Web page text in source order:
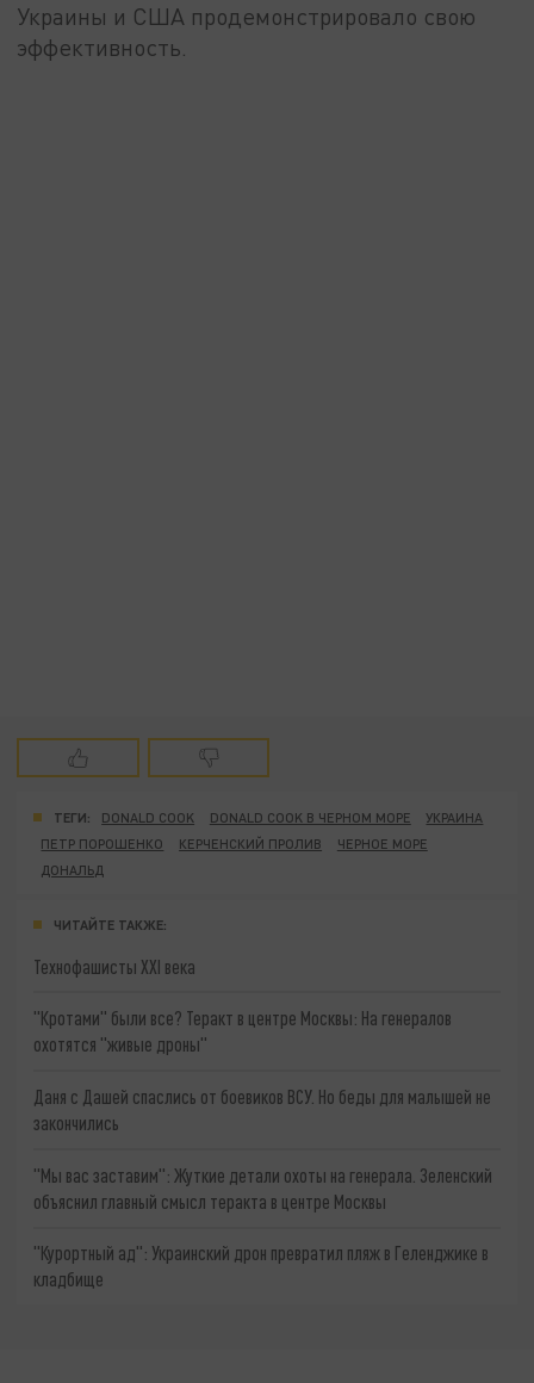
Украины и США продемонстрировало свою
эффективность.
ТЕГИ: DONALD COOK DONALD COOK В ЧЕРНОМ МОРЕ
УКРАИНА
ПЕТР ПОРОШЕНКО
КЕРЧЕНСКИЙ ПРОЛИВ
ЧЕРНОЕ МОРЕ
ДОНАЛЬД
ЧИТАЙТЕ ТАКЖЕ:
Технофашисты XXI века
"Кротами" были все? Теракт в центре Москвы: На генералов
охотятся "живые дроны"
Даня с Дашей спаслись от боевиков ВСУ. Но беды для малышей не
закончились
"Мы вас заставим": Жуткие детали охоты на генерала. Зеленский
объяснил главный смысл теракта в центре Москвы
"Курортный ад": Украинский дрон превратил пляж в Геленджике в
кладбище